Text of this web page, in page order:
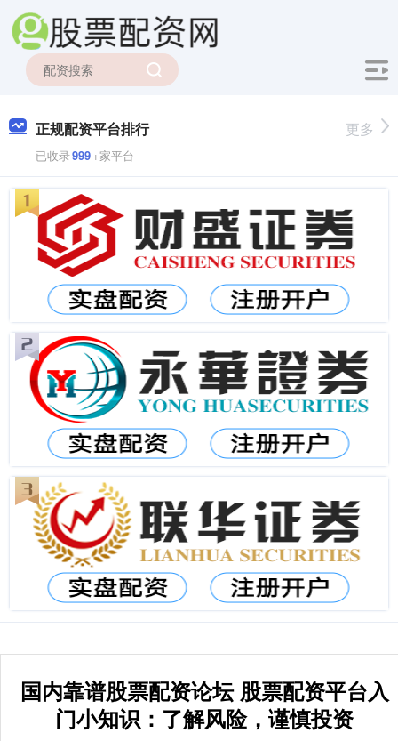
正规配资平台排行
已收录999+家平台
更多
国内靠谱股票配资论坛 股票配资平台入
门小知识：了解风险，谨慎投资